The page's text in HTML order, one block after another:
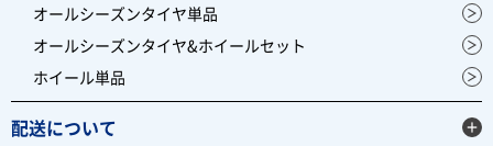
オールシーズンタイヤ単品
オールシーズンタイヤ&ホイールセット
ホイール単品
配送について